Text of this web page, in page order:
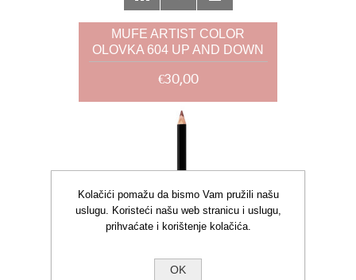
MUFE ARTIST COLOR
OLOVKA 604 UP AND DOWN
TAN 1,41G
€30,00
Kolačići pomažu da bismo Vam pružili našu
uslugu. Koristeći našu web stranicu i uslugu,
prihvaćate i korištenje kolačića.
OK